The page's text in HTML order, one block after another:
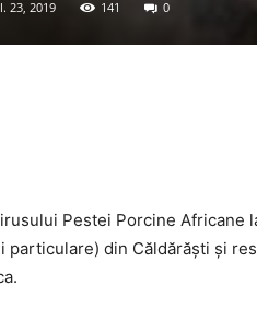
23, 2019 141 0
Pestei Porcine Africane
particulare) din Căldărăști și